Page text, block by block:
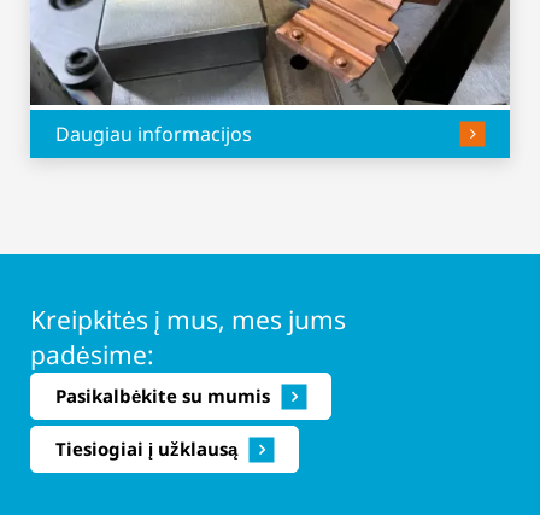
Daugiau informacijos
Kreipkitės į mus, mes jums
padėsime:
Pasikalbėkite su mumis
Tiesiogiai į užklausą